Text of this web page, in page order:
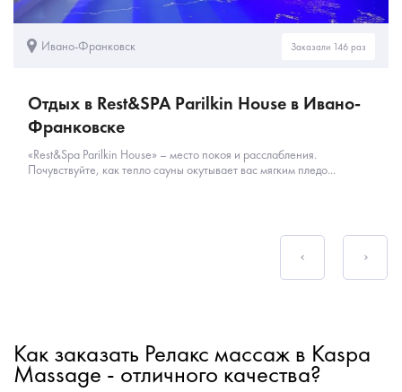
Ивано-Франковск Заказали 146 раз
Отдых в Rest&SPA Parilkin House в Ивано-
Франковске
«Rest&Spa Parilkin House» – место покоя и расслабления.
Почувствуйте, как тепло сауны окутывает вас мягким пледо...
Как заказать Релакс массаж в Kaspa
Massage - отличного качества?